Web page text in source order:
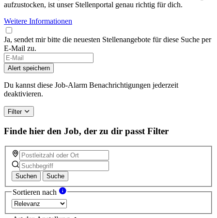
aufzustocken, ist unser Stellenportal genau richtig für dich.
Weitere Informationen
Ja, sendet mir bitte die neuesten Stellenangebote für diese Suche per
E-Mail zu.
Alert speichern
Du kannst diese Job-Alarm Benachrichtigungen jederzeit
deaktivieren.
Filter
Finde hier den Job, der zu dir passt Filter
Suchen Suche
Sortieren nach